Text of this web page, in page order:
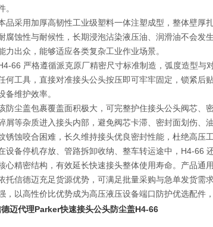
。
品采用加厚高韧性工业级塑料一体注塑成型，整体壁厚
腐蚀性与耐候性，长期浸泡沾染液压油、润滑油不会发
力出众，能够适应各类复杂工业作业场景。
66 严格遵循派克原厂精密尺寸标准制造，弧度造型与
何工具，直接对准接头公头按压即可牢牢固定，锁紧后
备维护效率。
防尘盖包裹覆盖面积极大，可完整护住接头公头阀芯、
屑等杂质进入接头内部，避免阀芯卡滞、密封面划伤、
锈蚀咬合困难，长久维持接头优良密封性能，杜绝高压
设备停机存放、管路拆卸收纳、整车转运途中，H4-66
心精密结构，有效延长快速接头整体使用寿命。产品通
托信德迈充足货源优势，可满足批量采购与急单发货需
，以高性价比优势成为高压液压设备端口防护优选配件
迈代理Parker快速接头公头防尘盖H4-66